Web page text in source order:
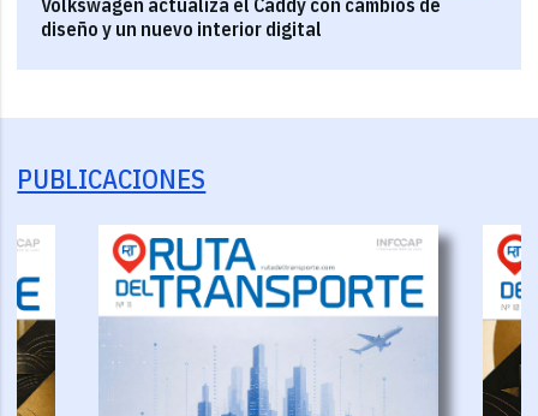
diseño y un nuevo interior digital
PUBLICACIONES